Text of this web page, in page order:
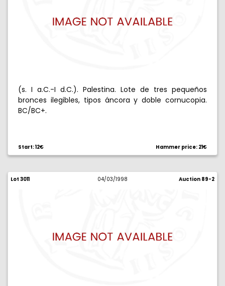
(s. I a.C.-I d.C.). Palestina. Lote de tres pequeños
bronces ilegibles, tipos áncora y doble cornucopia.
BC/BC+.
Start: 12€ Hammer price: 21€
Lot 3011 04/03/1998 Auction 89-2